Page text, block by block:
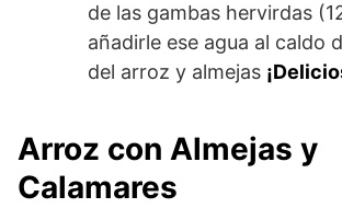
de las gambas hervirdas
añadirle ese agua al caldo
del arroz y almejas
Arroz con Almejas y
Calamares